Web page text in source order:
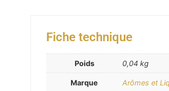
Fiche technique
Poids 0,04 kg
Marque Arômes et